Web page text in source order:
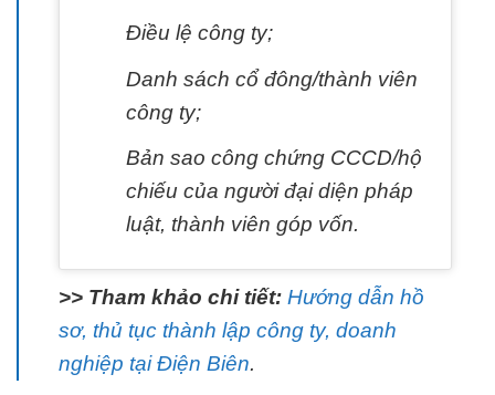
Điều lệ công ty;
Danh sách cổ đông/thành viên
công ty;
Bản sao công chứng CCCD/hộ
chiếu của người đại diện pháp
luật, thành viên góp vốn.
>> Tham khảo chi tiết: Hướng dẫn hồ
sơ, thủ tục thành lập công ty, doanh
nghiệp tại Điện Biên.